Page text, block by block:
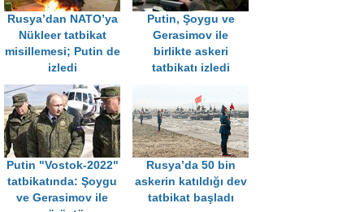
Rusya’dan NATO’ya
Nükleer tatbikat
misillemesi; Putin de
izledi
Putin, Şoygu ve
Gerasimov ile
birlikte askeri
tatbikatı izledi
Putin "Vostok-2022"
tatbikatında: Şoygu
ve Gerasimov ile
Rusya’da 50 bin
askerin katıldığı dev
tatbikat başladı